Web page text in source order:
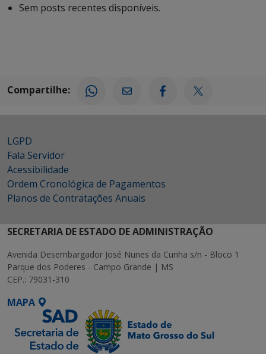
Sem posts recentes disponíveis.
Compartilhe:
LGPD
Fala Servidor
Acessibilidade
Ordem Cronológica de Pagamentos
Planos de Contratações Anuais
SECRETARIA DE ESTADO DE ADMINISTRAÇÃO
Avenida Desembargador José Nunes da Cunha s/n - Bloco 1
Parque dos Poderes - Campo Grande | MS
CEP.: 79031-310
MAPA